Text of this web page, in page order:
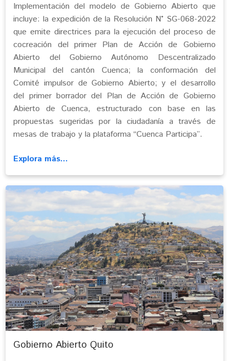
Implementación del modelo de Gobierno Abierto que
incluye: la expedición de la Resolución N° SG-068-2022
que emite directrices para la ejecución del proceso de
cocreación del primer Plan de Acción de Gobierno
Abierto del Gobierno Autónomo Descentralizado
Municipal del cantón Cuenca; la conformación del
Comité impulsor de Gobierno Abierto; y el desarrollo
del primer borrador del Plan de Acción de Gobierno
Abierto de Cuenca, estructurado con base en las
propuestas sugeridas por la ciudadanía a través de
mesas de trabajo y la plataforma “Cuenca Participa”.
Explora más...
Gobierno Abierto Quito